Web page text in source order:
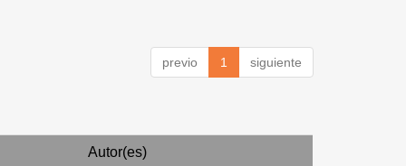
previo 1 siguiente
Autor(es)